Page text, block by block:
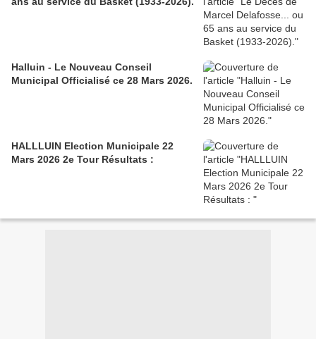
Halluin - Le Nouveau Conseil
Municipal Officialisé ce 28 Mars 2026.
HALLLUIN Election Municipale 22
Mars 2026 2e Tour Résultats :